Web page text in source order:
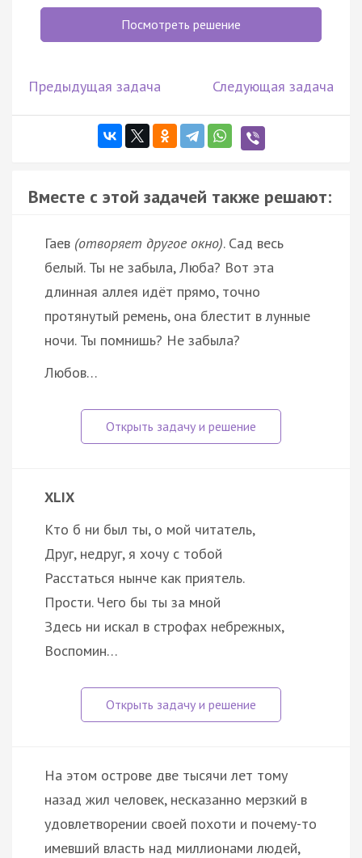
Посмотреть решение
Предыдущая задача Следующая задача
Вместе с этой задачей также решают:
Гаев (отворяет другое окно). Сад весь
белый. Ты не забыла, Люба? Вот эта
длинная аллея идёт прямо, точно
протянутый ремень, она блестит в лунные
ночи. Ты помнишь? Не забыла?
Любов…
XLIX
Кто б ни был ты, о мой читатель,
Друг, недруг, я хочу с тобой
Расстаться нынче как приятель.
Прости. Чего бы ты за мной
Здесь ни искал в строфах небрежных,
Воспомин…
На этом острове две тысячи лет тому
назад жил человек, несказанно мерзкий в
удовлетворении своей похоти и почему-то
имевший власть над миллионами людей,